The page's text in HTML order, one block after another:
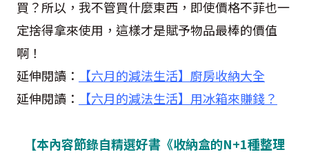
買？所以，我不管買什麼東西，即使價格不菲也一
定捨得拿來使用，這樣才是賦予物品最棒的價值
啊！
延伸閱讀：
【六月的減法生活】廚房收納大全
延伸閱讀：
【六月的減法生活】用冰箱來賺錢？
【本內容節錄自精選好書《收納盒的N+1種整理